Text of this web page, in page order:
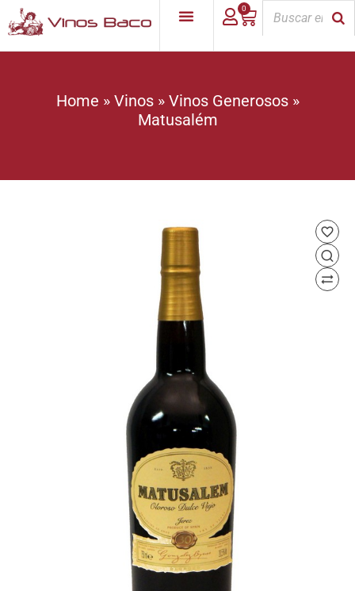
0
Home » Vinos» Vinos Generosos»
Matusalém